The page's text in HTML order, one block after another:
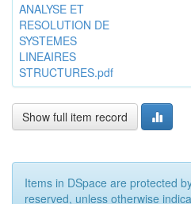
ANALYSE ET
RESOLUTION DE
SYSTEMES
LINEAIRES
STRUCTURES.pdf
Show full item record
Items in DSpace are protected
reserved, unless otherwise